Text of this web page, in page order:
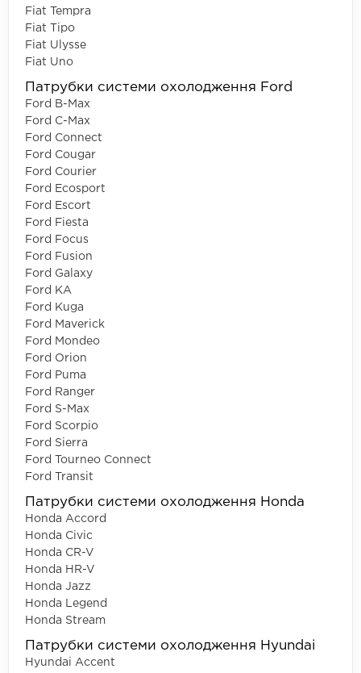
Fiat Tempra
Fiat Tipo
Fiat Ulysse
Fiat Uno
Патрубки системи охолодження Ford
Ford B-Max
Ford C-Max
Ford Connect
Ford Cougar
Ford Courier
Ford Ecosport
Ford Escort
Ford Fiesta
Ford Focus
Ford Fusion
Ford Galaxy
Ford KA
Ford Kuga
Ford Maverick
Ford Mondeo
Ford Orion
Ford Puma
Ford Ranger
Ford S-Max
Ford Scorpio
Ford Sierra
Ford Tourneo Connect
Ford Transit
Патрубки системи охолодження Honda
Honda Accord
Honda Civic
Honda CR-V
Honda HR-V
Honda Jazz
Honda Legend
Honda Stream
Патрубки системи охолодження Hyundai
Hyundai Accent